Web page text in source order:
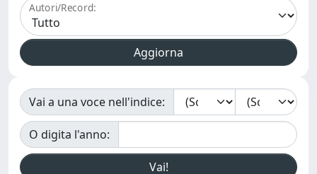
Autori/Record:
Vai a una voce nell'indice:
O digita l'anno: